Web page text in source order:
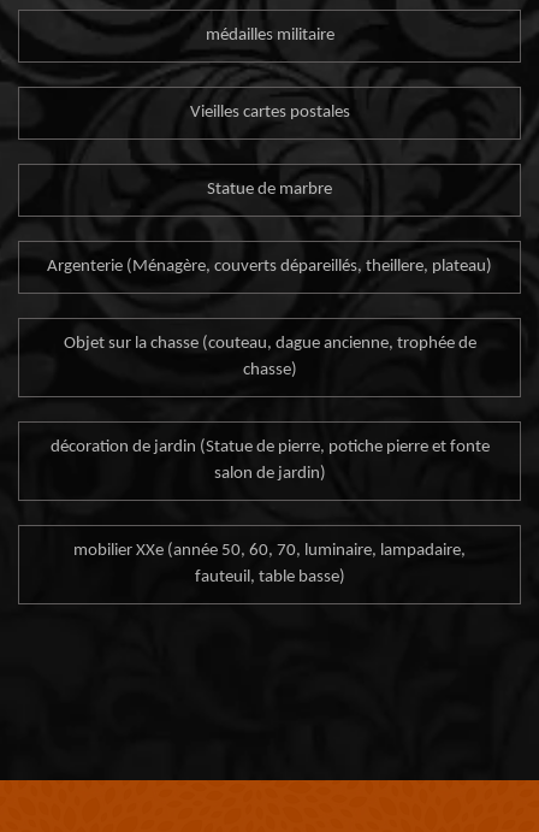
médailles militaire
Vieilles cartes postales
Statue de marbre
Argenterie (Ménagère, couverts dépareillés, theillere, plateau)
Objet sur la chasse (couteau, dague ancienne, trophée de
chasse)
décoration de jardin (Statue de pierre, potiche pierre et fonte
salon de jardin)
mobilier XXe (année 50, 60, 70, luminaire, lampadaire,
fauteuil, table basse)